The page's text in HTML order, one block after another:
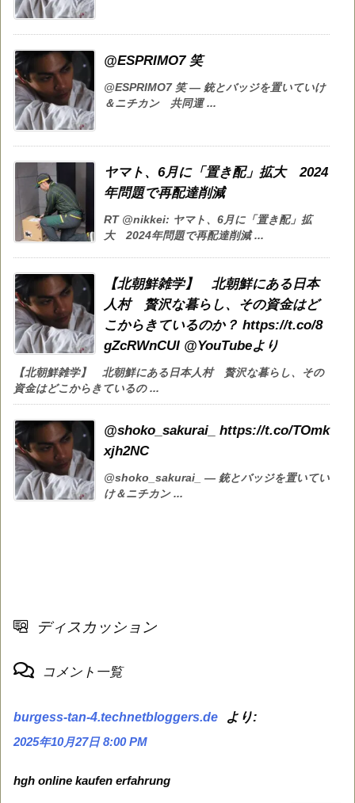
@ESPRIMO7 笑
@ESPRIMO7 笑 — 銃とバッジを置いていけ
＆ニチカン 共同運 ...
ヤマト、6月に「置き配」拡大 2024
年問題で再配達削減
RT @nikkei: ヤマト、6月に「置き配」拡
大 2024年問題で再配達削減 ...
【北朝鮮雑学】 北朝鮮にある日本
人村 贅沢な暮らし、その資金はど
こからきているのか？ https://t.co/8
gZcRWnCUI @YouTubeより
【北朝鮮雑学】 北朝鮮にある日本人村 贅沢な暮らし、その
資金はどこからきているの ...
@shoko_sakurai_ https://t.co/TOmk
xjh2NC
@shoko_sakurai_ — 銃とバッジを置いてい
け＆ニチカン ...
ディスカッション
コメント一覧
burgess-tan-4.technetbloggers.de より:
2025年10月27日 8:00 PM
hgh online kaufen erfahrung